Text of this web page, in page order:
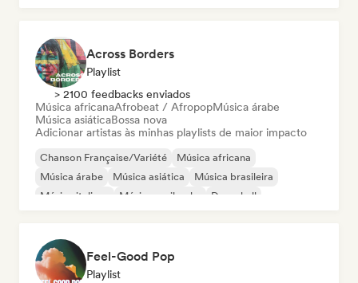
Across Borders
Playlist
> 2100 feedbacks enviados
Música africanaAfrobeat / AfropopMúsica árabe
Música asiáticaBossa nova
Adicionar artistas às minhas playlists de maior impacto
Chanson Française/Variété
Música africana
Música árabe
Música asiática
Música brasileira
Música italiana
Música caribenha Dancehall
Feel-Good Pop
Playlist